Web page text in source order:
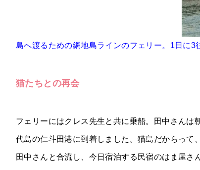
島へ渡るための網地島ラインのフェリー。1日に3
猫たちとの再会
フェリーにはクレス先生と共に乗船。田中さんは
代島の仁斗田港に到着しました。猫島だからって
田中さんと合流し、今日宿泊する民宿のはま屋さ